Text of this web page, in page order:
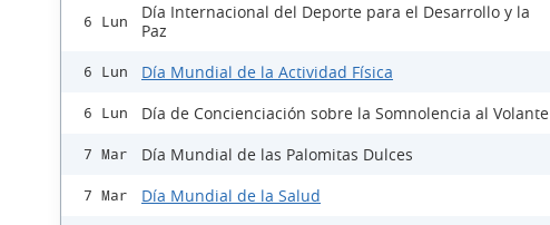
6 Lun
Día Internacional del Deporte para el Desarrollo y la
Paz
6 Lun Día Mundial de la Actividad Física
6 Lun Día de Concienciación sobre la Somnolencia al Volante
7 Mar Día Mundial de las Palomitas Dulces
7 Mar Día Mundial de la Salud